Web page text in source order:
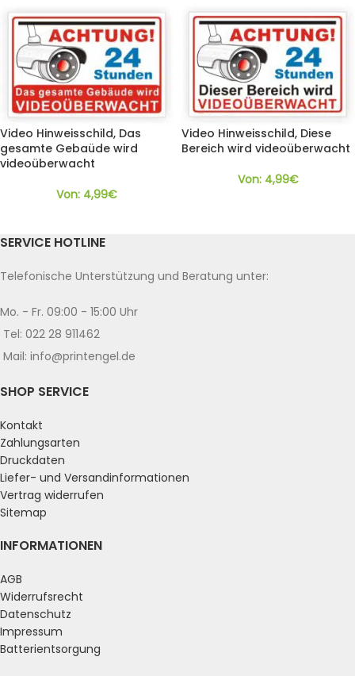
Video Hinweisschild, Das
gesamte Gebaüde wird
videoüberwacht
Von: 4,99€
Video Hinweisschild, Diese
Bereich wird videoüberwacht
Von: 4,99€
SERVICE HOTLINE
Telefonische Unterstützung und Beratung unter:
Mo. - Fr. 09:00 - 15:00 Uhr
Tel: 022 28 911462
Mail: info@printengel.de
SHOP SERVICE
Kontakt
Zahlungsarten
Druckdaten
Liefer- und Versandinformationen
Vertrag widerrufen
Sitemap
INFORMATIONEN
AGB
Widerrufsrecht
Datenschutz
Impressum
Batterientsorgung